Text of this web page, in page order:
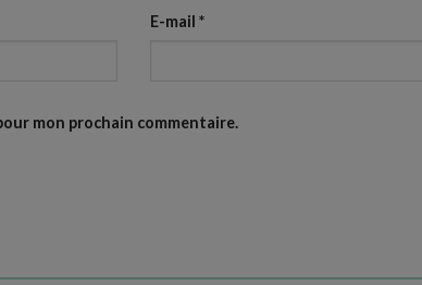
E-mail *
mon prochain commentaire.